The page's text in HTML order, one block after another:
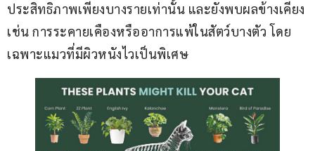
ประสิทธิภาพเพียงบางรายเท่านั้น และยังพบผลข้างเคียง
เช่น การระคายเคืองหรืออาการแพ้ในสัตว์บางตัว โดย
เฉพาะแมวที่มีผิวหนังไวเป็นพิเศษ